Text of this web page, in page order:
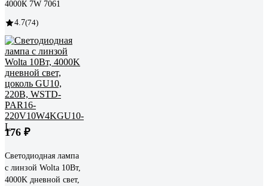
4000К 7W 7061
4.7(74)
176 ₽
Светодиодная лампа
с линзой Wolta 10Вт,
4000K дневной свет,